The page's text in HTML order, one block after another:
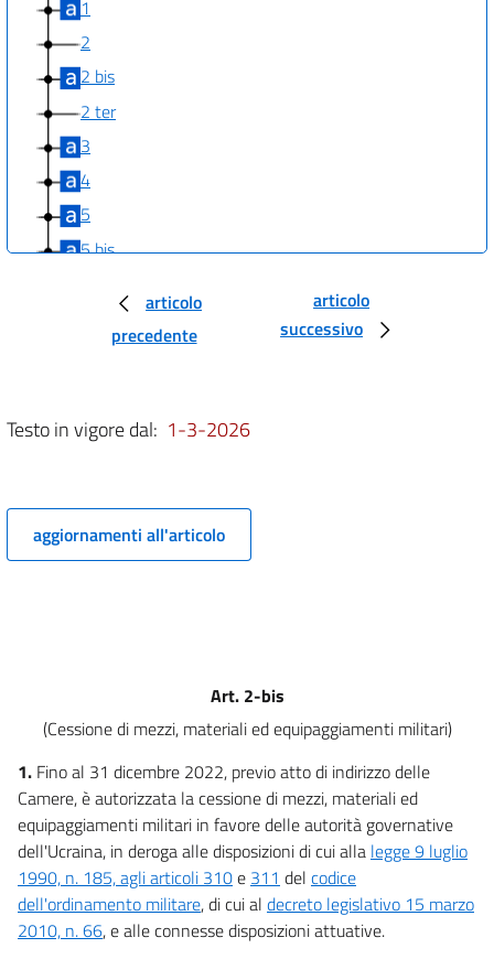
1
2
2 bis
2 ter
3
4
5
5 bis
5 quater
5 quinquies
7
articolo
precedente
articolo
successivo
Testo in vigore dal: 1-3-2026
aggiornamenti all'articolo
Art. 2-bis
(Cessione di mezzi, materiali ed equipaggiamenti militari)
1. Fino al 31 dicembre 2022, previo atto di indirizzo delle
Camere, è autorizzata la cessione di mezzi, materiali ed
equipaggiamenti militari in favore delle autorità governative
dell'Ucraina, in deroga alle disposizioni di cui alla legge 9 luglio
1990, n. 185, agli articoli 310e 311 del codice
dell'ordinamento militare, di cui al decreto legislativo 15 marzo
2010, n. 66, e alle connesse disposizioni attuative.